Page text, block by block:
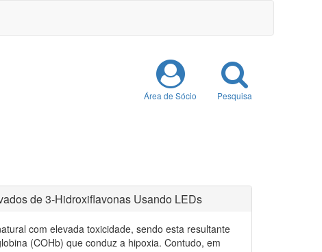
Área de Sócio Pesquisa
de 3-Hidroxiflavonas Usando LEDs
com elevada toxicidade, sendo esta resultante
(COHb) que conduz a hipoxia. Contudo, em